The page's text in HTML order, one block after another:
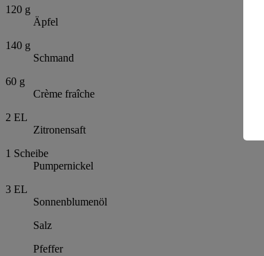
120 g
Äpfel
140 g
Schmand
60 g
Crème fraîche
2 EL
Zitronensaft
1 Scheibe
Pumpernickel
3 EL
Sonnenblumenöl
Salz
Pfeffer